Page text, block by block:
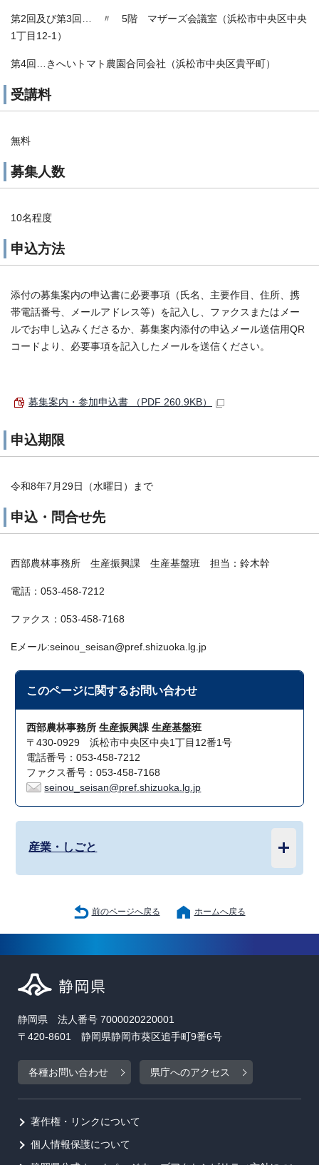
第2回及び第3回… 〃 5階 マザーズ会議室（浜松市中央区中央
1丁目12-1）
第4回…きへいトマト農園合同会社（浜松市中央区貴平町）
受講料
無料
募集人数
10名程度
申込方法
添付の募集案内の申込書に必要事項（氏名、主要作目、住所、携
帯電話番号、メールアドレス等）を記入し、ファクスまたはメー
ルでお申し込みくださるか、募集案内添付の申込メール送信用QR
コードより、必要事項を記入したメールを送信ください。
募集案内・参加申込書 （PDF 260.9KB）
申込期限
令和8年7月29日（水曜日）まで
申込・問合せ先
西部農林事務所 生産振興課 生産基盤班 担当：鈴木幹
電話：053-458-7212
ファクス：053-458-7168
Eメール:seinou_seisan@pref.shizuoka.lg.jp
このページに関するお問い合わせ
西部農林事務所 生産振興課 生産基盤班
〒430-0929 浜松市中央区中央1丁目12番1号
電話番号：053-458-7212
ファクス番号：053-458-7168
seinou_seisan@pref.shizuoka.lg.jp
産業・しごと
前のページへ戻る ホームへ戻る
静岡県 法人番号 7000020220001
〒420-8601 静岡県静岡市葵区追手町9番6号
各種お問い合わせ 県庁へのアクセス
著作権・リンクについて
個人情報保護について